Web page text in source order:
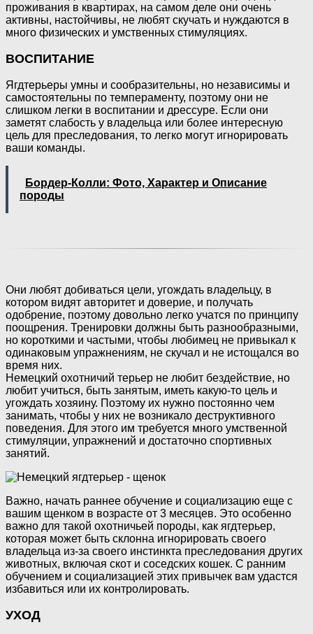
проживания в квартирах, на самом деле они очень
активны, настойчивы, не любят скучать и нуждаются в
много физических и умственных стимуляциях.
ВОСПИТАНИЕ
Ягдтерьеры умны и сообразительны, но независимы и
самостоятельны по темпераменту, поэтому они не
слишком легки в воспитании и дрессуре. Если они
заметят слабость у владельца или более интересную
цель для преследования, то легко могут игнорировать
ваши команды.
Бордер-Колли: Фото, Характер и Описание
породы
Они любят добиваться цели, угождать владельцу, в
котором видят авторитет и доверие, и получать
одобрение, поэтому довольно легко учатся по принципу
поощрения. Тренировки должны быть разнообразными,
но короткими и частыми, чтобы любимец не привыкал к
одинаковым упражнениям, не скучал и не истощался во
время них.
Немецкий охотничий терьер не любит бездействие, но
любит учиться, быть занятым, иметь какую-то цель и
угождать хозяину. Поэтому их нужно постоянно чем
занимать, чтобы у них не возникало деструктивного
поведения. Для этого им требуется много умственной
стимуляции, упражнений и достаточно спортивных
занятий.
Важно, начать раннее обучение и социализацию еще с
вашим щенком в возрасте от 3 месяцев. Это особенно
важно для такой охотничьей породы, как ягдтерьер,
которая может быть склонна игнорировать своего
владельца из-за своего инстинкта преследования других
животных, включая скот и соседских кошек. С ранним
обучением и социализацией этих привычек вам удастся
избавиться или их контролировать.
УХОД